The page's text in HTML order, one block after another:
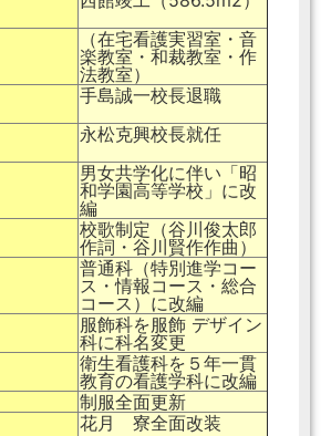
（在宅看護実習室・音
楽教室・和裁教室・作
法教室）
手島誠一校長退職
永松克興校長就任
男女共学化に伴い「昭
和学園高等学校」に改
編
校歌制定（谷川俊太郎
作詞・谷川賢作作曲）
普通科（特別進学コー
ス・情報コース・総合
コース）に改編
服飾科を服飾 デザイン
科に科名変更
衛生看護科を５年一貫
教育の看護学科に改編
制服全面更新
花月 寮全面改装